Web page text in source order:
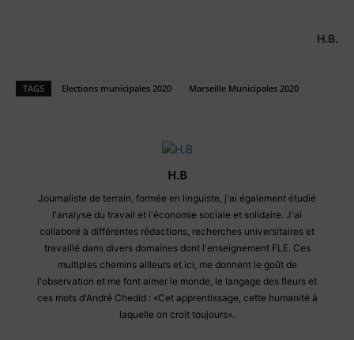
H.B.
TAGS Elections municipales 2020 Marseille Municipales 2020
H.B
Journaliste de terrain, formée en linguiste, j'ai également étudié
l'analyse du travail et l'économie sociale et solidaire. J'ai
collaboré à différentes rédactions, recherches universitaires et
travaillé dans divers domaines dont l'enseignement FLE. Ces
multiples chemins ailleurs et ici, me donnent le goût de
l'observation et me font aimer le monde, le langage des fleurs et
ces mots d'André Chedid : «Cet apprentissage, cette humanité à
laquelle on croit toujours».